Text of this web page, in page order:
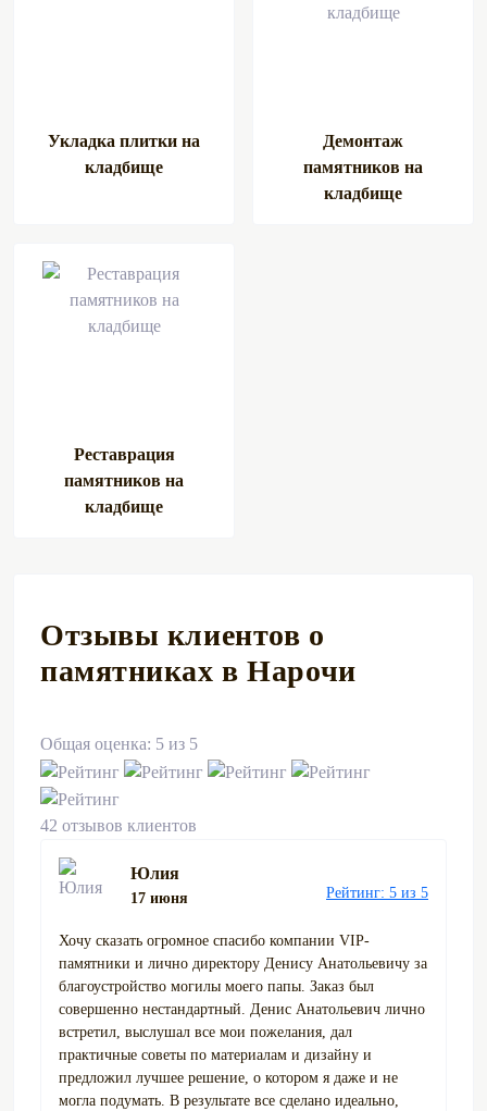
Укладка плитки на
кладбище
Демонтаж
памятников на
кладбище
Реставрация
памятников на
кладбище
Отзывы клиентов о
памятниках в Нарочи
Общая оценка: 5 из 5
42 отзывов клиентов
Юлия
17 июня Рейтинг: 5 из 5
Хочу сказать огромное спасибо компании VIP-
памятники и лично директору Денису Анатольевичу за
благоустройство могилы моего папы. Заказ был
совершенно нестандартный. Денис Анатольевич лично
встретил, выслушал все мои пожелания, дал
практичные советы по материалам и дизайну и
предложил лучшее решение, о котором я даже и не
могла подумать. В результате все сделано идеально,